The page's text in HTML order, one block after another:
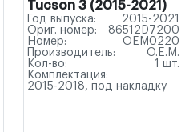
Tucson 3 (2015-2021)
Год выпуска:
2015-2021
Ориг. номер:
86512D7200
Номер:
OEM0220
Производитель:
O.E.M.
Кол-во:
1 шт.
Комплектация:
2015-2018, под накладку